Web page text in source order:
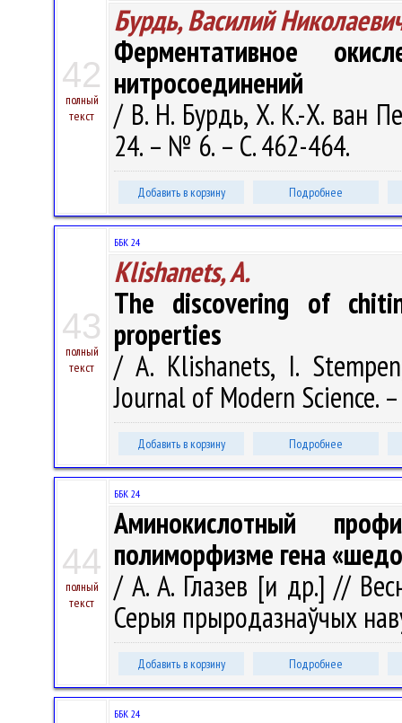
42
полный
текст
Бурдь, Василий
Ферментативное
нитросоединений
/ В. Н. Бурдь, Х. К.-Х. ван
24. – № 6. – С. 462-464.
Добавить в корзину Подробнее
43
полный
текст
ББК 24
Klishanets, A.
The discovering of
properties
/ A. Klishanets, I.
Journal of Modern Science.
Добавить в корзину Подробнее
44
полный
текст
ББК 24
Аминокислотный
полиморфизме гена
/ А. А. Глазев [и др.] //
Серыя прыродазнаўчых
Добавить в корзину Подробнее
ББК 24